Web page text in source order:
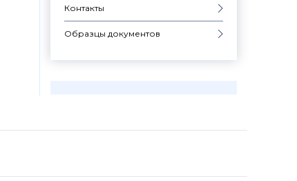
Контакты
Образцы документов